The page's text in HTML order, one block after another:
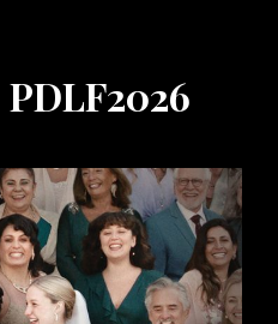
PDLF2026